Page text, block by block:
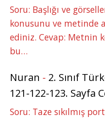
Soru: Başlığı ve
konusunu ve metinde
ediniz. Cevap: Metnin
bu…
Nuran - 2. Sınıf
121-122-123. Sayfa
Soru: Taze sıkılmış